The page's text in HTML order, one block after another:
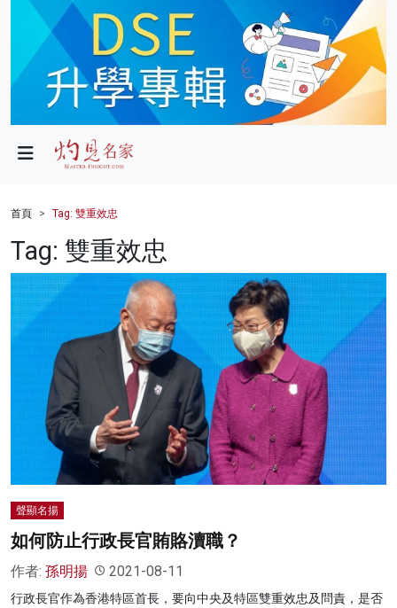
政局
財經
健康
商業
科技
影片
名家榜
灼見活動
首頁 Tag: 雙重效忠
Tag: 雙重效忠
聲顯名揚
如何防止行政長官賄賂瀆職？
作者: 孫明揚 2021-08-11
行政長官作為香港特區首長，要向中央及特區雙重效忠及問責，是否